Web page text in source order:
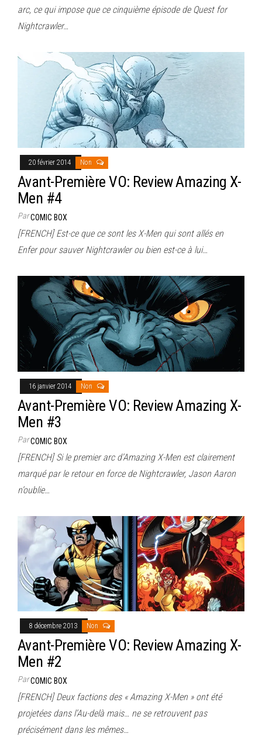
arc, ce qui impose que ce cinquième épisode de Quest for
Nightcrawler…
20 février 2014 Non
Avant-Première VO: Review Amazing X-
Men #4
ParCOMIC BOX
[FRENCH] Est-ce que ce sont les X-Men qui sont allés en
Enfer pour sauver Nightcrawler ou bien est-ce à lui…
16 janvier 2014 Non
Avant-Première VO: Review Amazing X-
Men #3
ParCOMIC BOX
[FRENCH] Si le premier arc d’Amazing X-Men est clairement
marqué par le retour en force de Nightcrawler, Jason Aaron
n’oublie…
8 décembre 2013 Non
Avant-Première VO: Review Amazing X-
Men #2
ParCOMIC BOX
[FRENCH] Deux factions des « Amazing X-Men » ont été
projetées dans l’Au-delà mais… ne se retrouvent pas
précisément dans les mêmes…